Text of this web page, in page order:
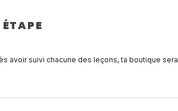
avoir suivi chacune des leçons, ta boutique sera